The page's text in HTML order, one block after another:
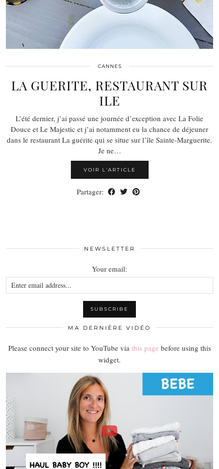
CANNES
LA GUERITE, RESTAURANT SUR
ILE
L’été dernier, j’ai passé une journée d’exception avec La Folie
Douce et Le Majestic et j’ai notamment eu la chance de déjeuner
dans le restaurant La guérite qui se situe sur l’île Sainte-Marguerite.
Je ne…
VOIR L’ARTICLE
Partager:
NEWSLETTER
Your email:
MA DERNIÈRE VIDÉO
Please connect your site to YouTube via this page before using this
widget.